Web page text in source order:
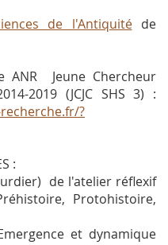
de l'Antiquitéde
ANR Jeune Chercheur
2019 (JCJC SHS 3) :
?
:
de l'atelier réflexif
Protohistoire,
et dynamique